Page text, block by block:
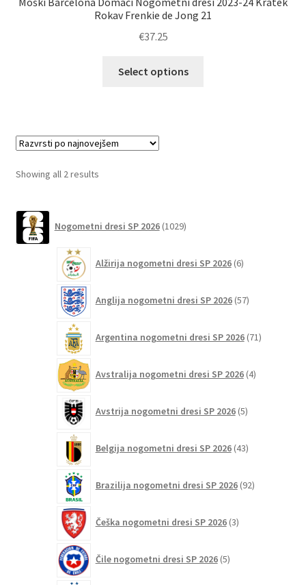
Rokav Frenkie de Jong 21
€37.25
Select options
Showing all 2 resultsSorted
Nogometni dresi SP 2026 1029izdelkov
Alžirija nogometni dresi SP 2026 6izdelkov
Anglija nogometni dresi SP 2026 57izdelkov
Argentina nogometni dresi SP 2026 71izdelkov
Avstralija nogometni dresi SP 2026 4izdelki
Avstrija nogometni dresi SP 2026 5izdelkov
Belgija nogometni dresi SP 2026 43izdelkov
Brazilija nogometni dresi SP 2026 92izdelkov
Češka nogometni dresi SP 2026 3izdelki
Čile nogometni dresi SP 2026 5izdelkov